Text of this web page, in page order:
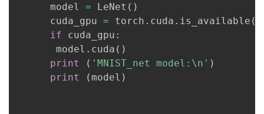
      model
= LeNet ( )
      cuda_gpu
= torch . cuda . is_available (
if cuda_gpu :
       model
. cuda ( )
print
( 'MNIST_net model:\n' )
print
( model )